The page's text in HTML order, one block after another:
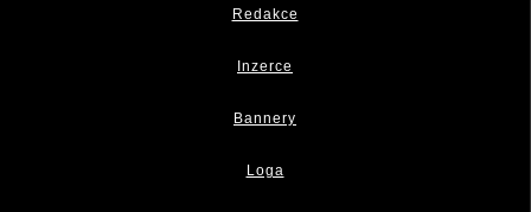
Redakce
Inzerce
Bannery
Loga